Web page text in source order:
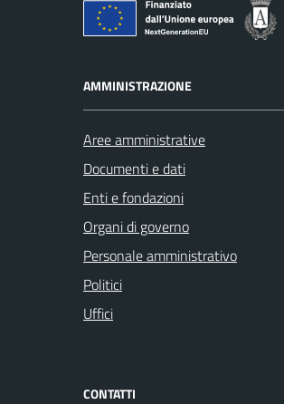
AMMINISTRAZIONE
Aree amministrative
Documenti e dati
Enti e fondazioni
Organi di governo
Personale amministrativo
Politici
Uffici
CONTATTI